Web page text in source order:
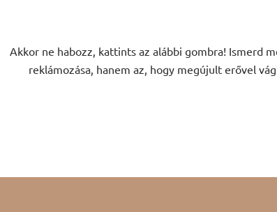
Akkor ne habozz, kattints az alábbi gombra! Ismerd
reklámozása, hanem az, hogy megújult erővel